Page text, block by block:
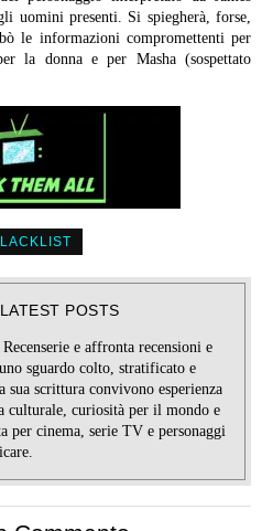
uomini presenti. Si spiegherà, forse,
le informazioni compromettenti per
la donna e per Masha (sospettato
LATEST POSTS
e affronta recensioni e
sguardo colto, stratificato e
sua scrittura convivono esperienza
culturale, curiosità per il mondo e
per cinema, serie TV e personaggi